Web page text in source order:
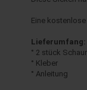
Eine
Lieferumfang:
° 2 stück
° Kleber
° Anleitung